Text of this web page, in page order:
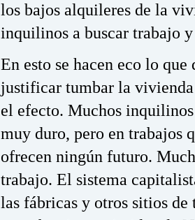
los bajos alquileres de la
inquilinos a buscar trabajo
En esto se hacen eco lo
justificar tumbar la
el efecto. Muchos
muy duro, pero en trabajos
ofrecen ningún futuro.
trabajo. El sistema
las fábricas y otros sitios